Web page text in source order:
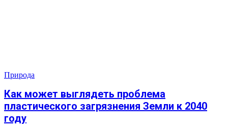
Природа
Как может выглядеть проблема
пластического загрязнения Земли к 2040
году